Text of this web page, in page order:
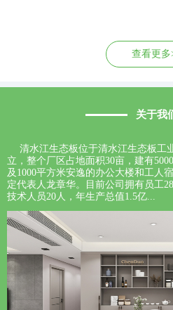
查看更多
关于我
清水江生态板位于清水江生态板工
立，整个厂区占地面积30亩，建有
及1000平方米安逸的办公大楼和工人
定代表人龙章华。目前公司拥有员工
技术人员20人，年生产总值1.5亿...